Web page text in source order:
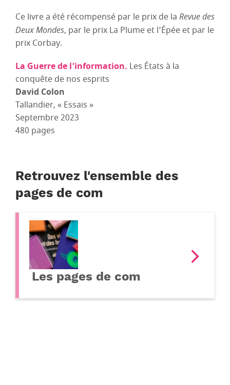
Ce livre a été récompensé par le prix de la Revue des
Deux Mondes, par le prix La Plume et l’Épée et par le
prix Corbay.
La Guerre de l’information. Les États à la
conquête de nos esprits
David Colon
Tallandier, « Essais »
Septembre 2023
480 pages
Retrouvez l'ensemble des
pages de com
Les pages de com